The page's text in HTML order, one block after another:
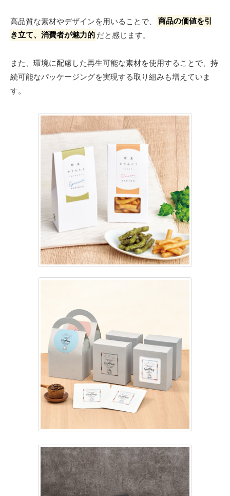
高品質な素材やデザインを用いることで、
商品の価値を引
き立て、消費者が魅力的 だと感じます。
また、環境に配慮した再生可能な素材を使用することで、持
続可能なパッケージングを実現する取り組みも増えていま
す。